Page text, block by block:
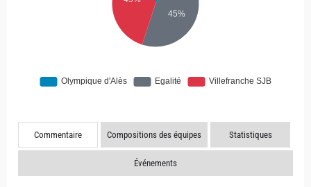
Commentaire Compositions des équipes Statistiques
Événements